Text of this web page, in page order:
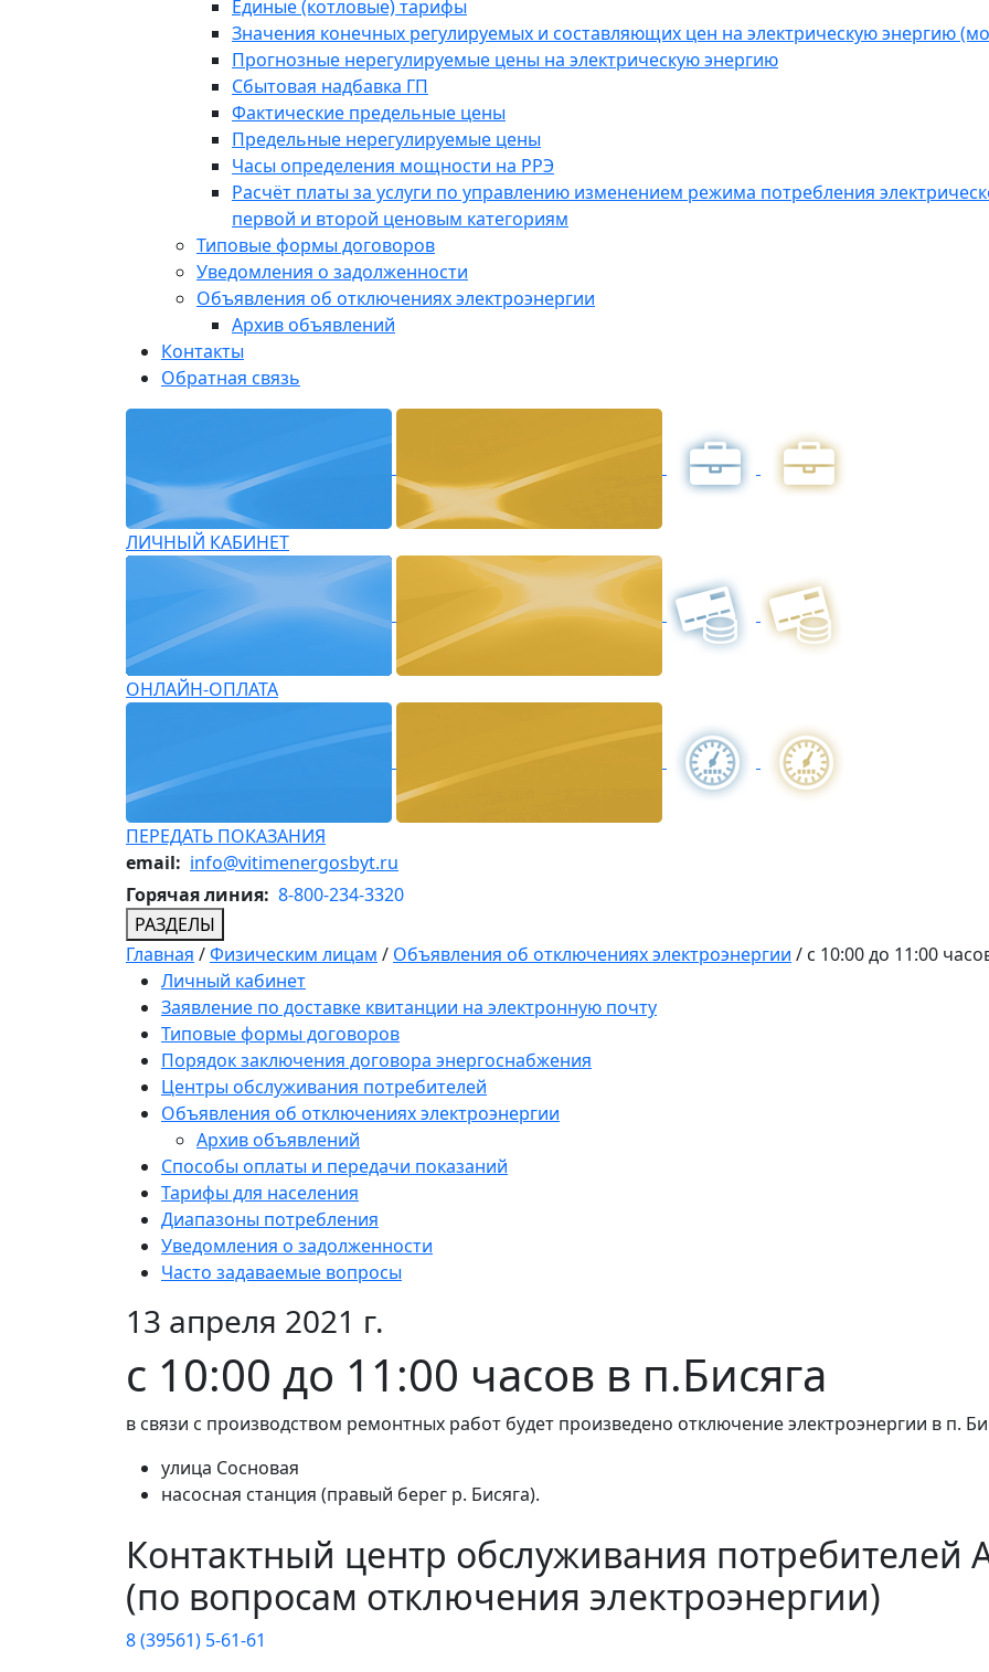
Единые (котловые) тарифы
Значения конечных регулируемых и составляющих цен на электрическую энергию
Прогнозные нерегулируемые цены на электрическую энергию
Сбытовая надбавка ГП
Фактические предельные цены
Предельные нерегулируемые цены
Часы определения мощности на РРЭ
Расчёт платы за услуги по управлению изменением режима потребления
первой и второй ценовым категориям
Типовые формы договоров
Уведомления о задолженности
Объявления об отключениях электроэнергии
Архив объявлений
Контакты
Обратная связь
ЛИЧНЫЙ КАБИНЕТ
ОНЛАЙН-ОПЛАТА
ПЕРЕДАТЬ ПОКАЗАНИЯ
email: info@vitimenergosbyt.ru
Горячая линия: 8-800-234-3320
РАЗДЕЛЫ
Главная /Физическим лицам / Объявления об отключениях электроэнергии / с 10:00 до 11:00
Личный кабинет
Заявление по доставке квитанции на электронную почту
Типовые формы договоров
Порядок заключения договора энергоснабжения
Центры обслуживания потребителей
Объявления об отключениях электроэнергии
Архив объявлений
Способы оплаты и передачи показаний
Тарифы для населения
Диапазоны потребления
Уведомления о задолженности
Часто задаваемые вопросы
13 апреля 2021 г.
с 10:00 до 11:00 часов в п.Бисяга
в связи с производством ремонтных работ будет произведено отключение электроэнергии в п.
улица Сосновая
насосная станция (правый берег р. Бисяга).
Контактный центр обслуживания потребителей
(по вопросам отключения электроэнергии)
8 (39561) 5-61-61